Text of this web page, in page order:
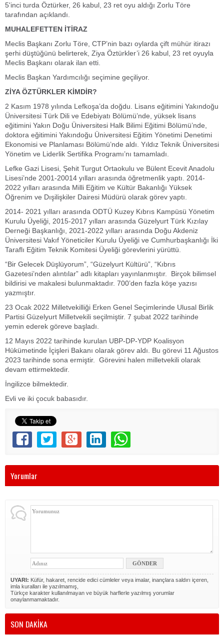
5'inci turda Öztürker, 26 kabul, 23 ret oyu aldığı Zorlu Töre
tarafından açıklandı.
MUHALEFETTEN İTİRAZ
Meclis Başkanı Zorlu Töre, CTP’nin bazı oylarda çift mühür itirazı
şerhi düştüğünü belirterek, Ziya Öztürkler’i 26 kabul, 23 ret oyuyla
Meclis Başkanı olarak ilan etti.
Meclis Başkan Yardımcılığı seçimine geçiliyor.
ZİYA ÖZTÜRKLER KİMDİR?
2 Kasım 1978 yılında Lefkoşa’da doğdu. Lisans eğitimini Yakındoğu
Üniversitesi Türk Dili ve Edebiyatı Bölümü’nde, yüksek lisans
eğitimini Yakın Doğu Üniversitesi Halk Bilimi Eğitimi Bölümü’nde,
doktora eğitimini Yakındoğu Üniversitesi Eğitim Yönetimi Denetimi
Ekonomisi ve Planlaması Bölümü’nde aldı. Yıldız Teknik Üniversitesi
Yönetim ve Liderlik Sertifika Programı’nı tamamladı.
Lefke Gazi Lisesi, Şehit Turgut Ortaokulu ve Bülent Ecevit Anadolu
Lisesi’nde 2001-20014 yılları arasında öğretmenlik yaptı. 2014-
2022 yılları arasında Milli Eğitim ve Kültür Bakanlığı Yüksek
Öğrenim ve Dışilişkiler Dairesi Müdürü olarak görev yaptı.
2014- 2021 yılları arasında ODTÜ Kuzey Kıbrıs Kampüsü Yönetim
Kurulu Üyeliği, 2015-2017 yılları arasında Güzelyurt Türk Kızılay
Derneği Başkanlığı, 2021-2022 yılları arasında Doğu Akdeniz
Üniversitesi Vakıf Yöneticiler Kurulu Üyeliği ve Cumhurbaşkanlığı İki
Taraflı Eğitim Teknik Komitesi Üyeliği görevlerini yürüttü.
“Bir Gelecek Düşlüyorum”, “Güzelyurt Kültürü”, “Kıbrıs
Gazetesi’nden alıntılar” adlı kitapları yayınlanmıştır. Birçok bilimsel
bildirisi ve makalesi bulunmaktadır. 700’den fazla köşe yazısı
yazmıştır.
23 Ocak 2022 Milletvekilliği Erken Genel Seçimlerinde Ulusal Birlik
Partisi Güzelyurt Milletvekili seçilmiştir. 7 şubat 2022 tarihinde
yemin ederek göreve başladı.
12 Mayıs 2022 tarihinde kurulan UBP-DP-YDP Koalisyon
Hükümetinde İçişleri Bakanı olarak görev aldı. Bu görevi 11 Ağustos
2023 tarihinde sona ermiştir. Görevini halen milletvekili olarak
devam ettirmektedir.
İngilizce bilmektedir.
Evli ve iki çocuk babasıdır.
Yorumlar
UYARI: Küfür, hakaret, rencide edici cümleler veya imalar, inançlara saldırı içeren,
imla kuralları ile yazılmamış,
Türkçe karakter kullanılmayan ve büyük harflerle yazılmış yorumlar
onaylanmamaktadır.
SON DAKİKA